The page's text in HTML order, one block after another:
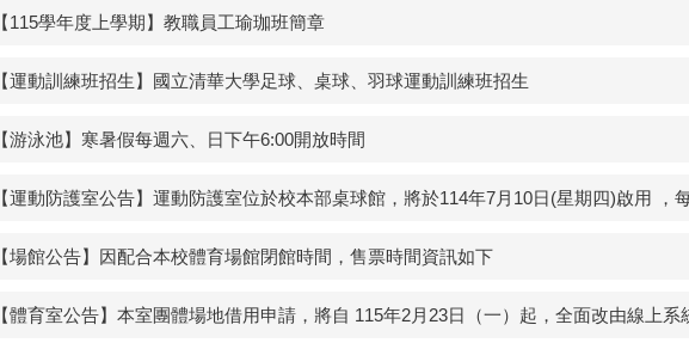
【115學年度上學期】教職員工瑜珈班簡章
【運動訓練班招生】國立清華大學足球、桌球、羽球運動訓練班招生
【游泳池】寒暑假每週六、日下午6:00開放時間
【運動防護室公告】運動防護室位於校本部桌球館，將於114年7月10日(星期四)啟用 ，
【場館公告】因配合本校體育場館閉館時間，售票時間資訊如下
【體育室公告】本室團體場地借用申請，將自 115年2月23日（一）起，全面改由線上系